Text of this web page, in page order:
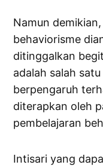
Namun
behaviorisme
ditinggalkan
adalah salah
berpengaruh
diterapkan oleh
pembelajaran
Intisari yang